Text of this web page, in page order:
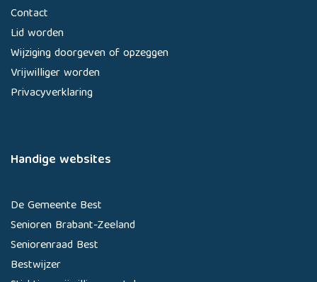
Contact
Lid worden
Wijziging doorgeven of opzeggen
Vrijwilliger worden
Privacyverklaring
Handige websites
De Gemeente Best
Senioren Brabant-Zeeland
Seniorenraad Best
Bestwijzer